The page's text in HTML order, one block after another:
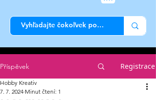
Příspěvek Registrace
Hobby Kreativ
7. 7. 2024 Minut čtení: 1